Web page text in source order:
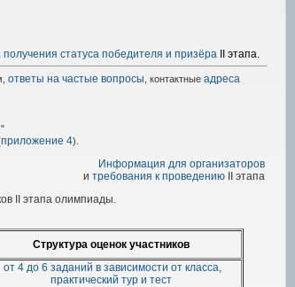
статуса победителя и призёра II этапа.
ответы на частые вопросы , контактные адреса
приложение 4).
Информация для организаторов
и требования к проведению II этапа
II этапа олимпиады.
Структура оценок участников
от 4 до 6 заданий в зависимости от класса,
практический тур и тест